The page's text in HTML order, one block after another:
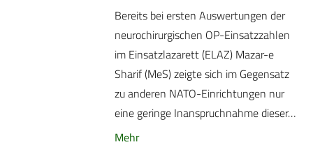
Bereits bei ersten Auswertungen der
neurochirurgischen OP-Einsatzzahlen
im Einsatzlazarett (ELAZ) Mazar-e
Sharif (MeS) zeigte sich im Gegensatz
zu anderen NATO-Einrichtungen nur
eine geringe Inanspruchnahme dieser…
Mehr